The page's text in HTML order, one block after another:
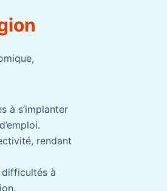
à s’implanter
rendant
à